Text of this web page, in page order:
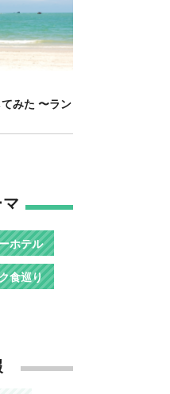
みた 〜ラン
ホテル
食巡り